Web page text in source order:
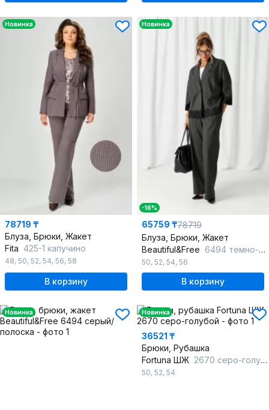
Новинка
78719 ₸
Блуза, Брюки, Жакет
Fita 425-1 капучино
48, 50, 52, 54, 56, 58
В корзину
Новинка
-16%
65759 ₸78719
Блуза, Брюки, Жакет
Beautiful&Free 6494 темно-серый/полоска
50, 52, 54, 56
В корзину
Новинка Новинка
36521 ₸
Брюки, Рубашка
Fortuna ШЖ 2670 серо-голубой
50, 52, 54